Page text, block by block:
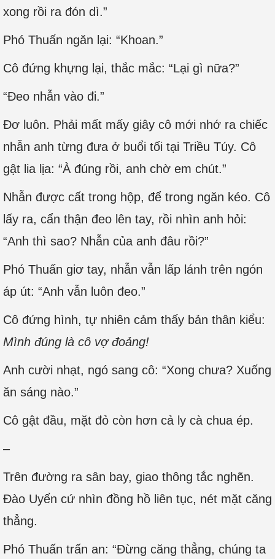
xong rồi ra đón dì.”
Phó Thuấn ngăn lại: “Khoan.”
Cô đứng khựng lại, thắc mắc: “Lại gì nữa?”
“Đeo nhẫn vào đi.”
Đơ luôn. Phải mất mấy giây cô mới nhớ ra chiếc
nhẫn anh từng đưa ở buổi tối tại Triều Túy. Cô
gật lia lịa: “À đúng rồi, anh chờ em chút.”
Nhẫn được cất trong hộp, để trong ngăn kéo. Cô
lấy ra, cẩn thận đeo lên tay, rồi nhìn anh hỏi:
“Anh thì sao? Nhẫn của anh đâu rồi?”
Phó Thuấn giơ tay, nhẫn vẫn lấp lánh trên ngón
áp út: “Anh vẫn luôn đeo.”
Cô đứng hình, tự nhiên cảm thấy bản thân kiểu:
Mình đúng là cô vợ đoảng!
Anh cười nhạt, ngó sang cô: “Xong chưa? Xuống
ăn sáng nào.”
Cô gật đầu, mặt đỏ còn hơn cả ly cà chua ép.
–
Trên đường ra sân bay, giao thông tắc nghẽn.
Đào Uyển cứ nhìn đồng hồ liên tục, nét mặt căng
thẳng.
Phó Thuấn trấn an: “Đừng căng thẳng, chúng ta